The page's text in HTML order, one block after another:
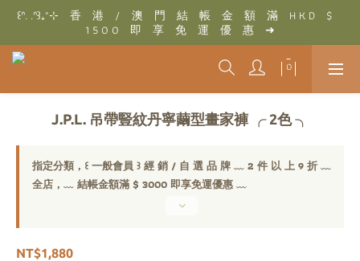
꒰ᐢ. .ᐢ꒱₊˚⊹　結　帳　金　額　滿　T W D　$　3 0 0 0　即　享
免　運　優　惠　➜
꒰ᐢ. .ᐢ꒱₊˚⊹　香　港　/　澳　門　結　帳　金　額　滿　H K D　$
1 5 0 0　即　享　免　運　優　惠　➜
꒰ᐢ. .ᐢ꒱₊˚⊹　結　帳　金　額　滿　T W D　$　3 0 0 0　即　享
免　運　優　惠　➜
J.P.L. 吊帶豎紋丹寧繭型畫家褲 ╭ 2色 ╮
指定分類，꒰ 一般會員 ꒱ 經 銷 / 自 選 品 牌 ﹏ 2 件 以 上 9 折 ﹏
全店，﹏ 結帳金額滿 $ 3000 即享免運優惠 ﹏
NT$1,880